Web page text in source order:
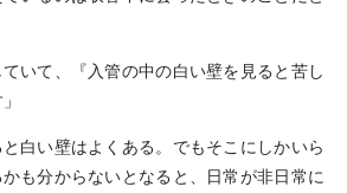
ていて、『入管の中の白い壁を見ると苦し
と白い壁はよくある。でもそこにしかいら
も分からないとなると、日常が非日常に